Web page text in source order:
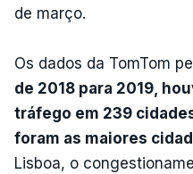
de março.
Os dados da TomTom
de 2018 para 2019,
tráfego em 239
foram as maiores
Lisboa, o